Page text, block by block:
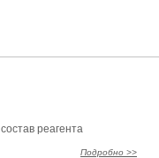
реагента
Подробно >>